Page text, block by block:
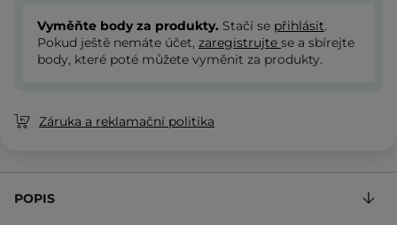
Vyměňte body za produkty. Stačí se přihlásit.
Pokud ještě nemáte účet, zaregistrujte se a sbírejte
body, které poté můžete vyměnit za produkty.
Záruka a reklamační politika
POPIS